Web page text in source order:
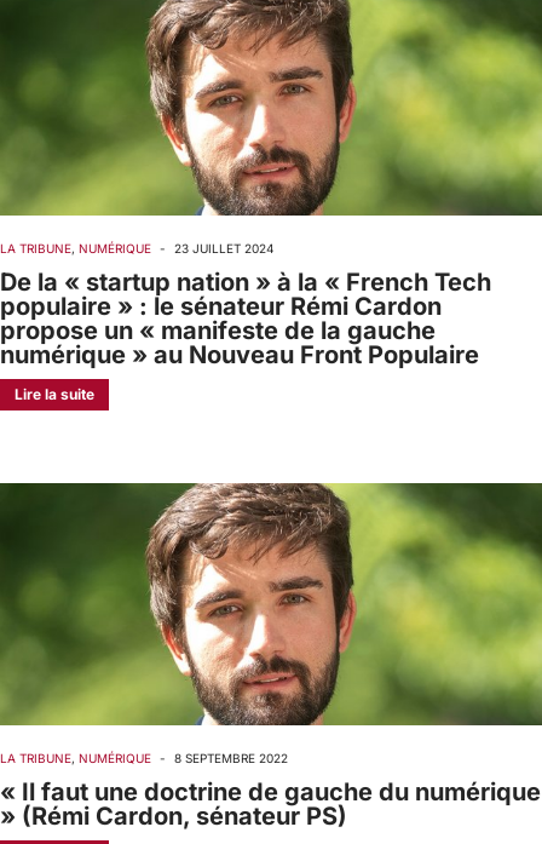
LA TRIBUNE, NUMÉRIQUE - 23 JUILLET 2024
De la « startup nation » à la « French Tech
populaire » : le sénateur Rémi Cardon
propose un « manifeste de la gauche
numérique » au Nouveau Front Populaire
Lire la suite
LA TRIBUNE, NUMÉRIQUE - 8 SEPTEMBRE 2022
« Il faut une doctrine de gauche du numérique
» (Rémi Cardon, sénateur PS)